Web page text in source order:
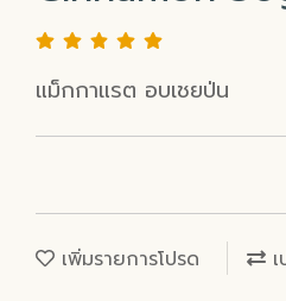
แม็กกาแรต อบเชยป่น
เพิ่มรายการโปรด